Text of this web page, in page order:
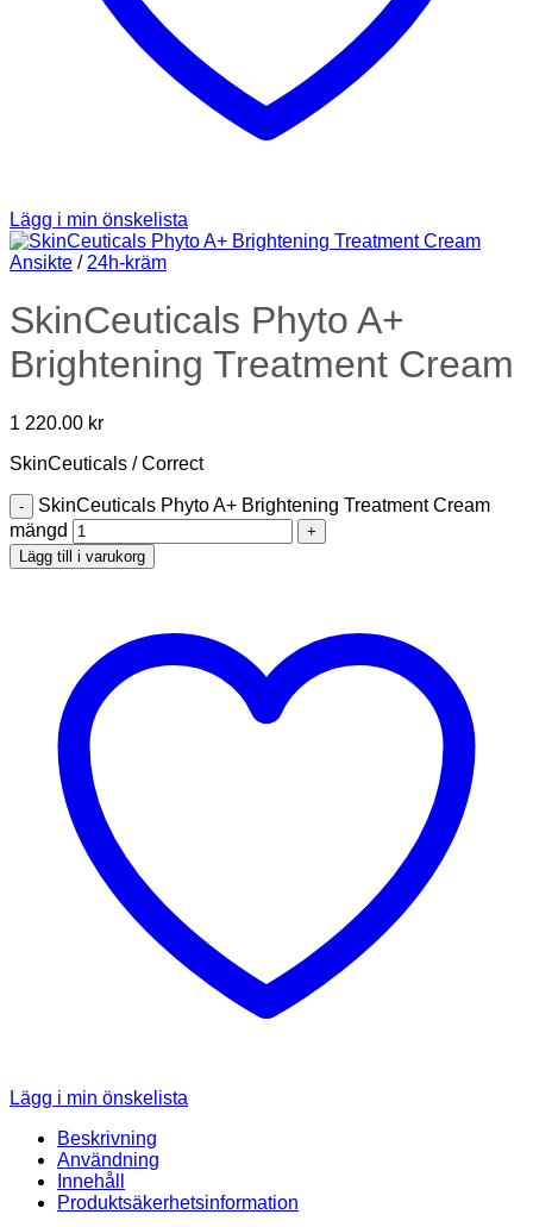
Lägg i min önskelista
Ansikte / 24h-kräm
SkinCeuticals Phyto A+
Brightening Treatment Cream
1 220.00 kr
SkinCeuticals / Correct
SkinCeuticals Phyto A+ Brightening Treatment Cream
mängd
Lägg till i varukorg
Lägg i min önskelista
Beskrivning
Användning
Innehåll
Produktsäkerhetsinformation